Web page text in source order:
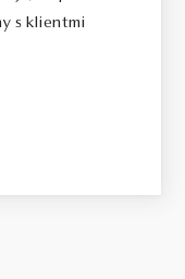
s klientmi